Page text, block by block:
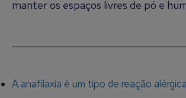
manter os espaços livres de pó e
A anafilaxia é um tipo de reação